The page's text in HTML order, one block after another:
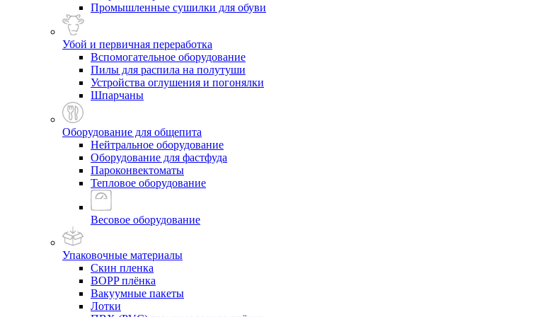
Промышленные сушилки для обуви
Убой и первичная переработка
Вспомогательное оборудование
Пилы для распила на полутуши
Устройства оглушения и погонялки
Шпарчаны
Оборудование для общепита
Нейтральное оборудование
Оборудование для фастфуда
Пароконвектоматы
Тепловое оборудование
Весовое оборудование
Упаковочные материалы
Скин пленка
BOPP плёнка
Вакуумные пакеты
Лотки